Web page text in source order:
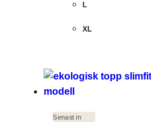
L
XL
Senast in